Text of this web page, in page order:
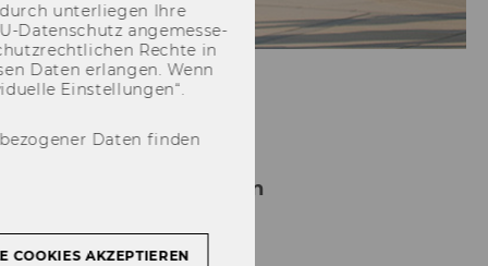
Doctoral Program in
Business Taxation
un­ter­lie­gen Ihre
​Datenschutz an­ge­mes­se­
Rech­te in
Daten er­lan­gen. Wenn
Ein­stel­lun­gen“.
Daten finden
COOKIES AKZEPTIEREN